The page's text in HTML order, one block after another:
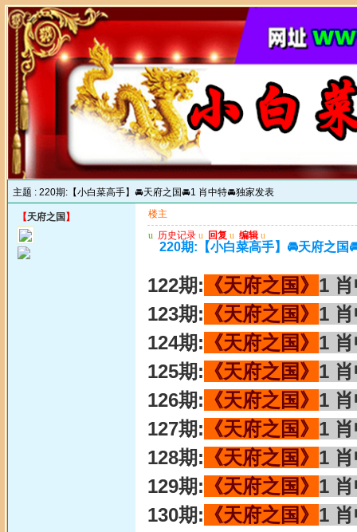
主题 : 220期:【小白菜高手】🚘天府之国🚘1 肖中特🚘独家发表
【天府之国 】
楼主
u 历史记录 u 回复 u 编辑 u
220期:【小白菜高手】🚘天府之国
122期: 《天府之国》 1
123期: 《天府之国》 1
124期: 《天府之国》 1
125期: 《天府之国》 1
126期: 《天府之国》 1
127期: 《天府之国》 1
128期: 《天府之国》 1
129期: 《天府之国》 1
130期: 《天府之国》 1